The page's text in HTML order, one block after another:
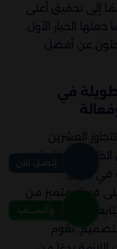
إلى تحقيق أعلى
جعلها الخيار الأول
عن أفضل
في
العشرين
القدرة على
في مجال
فريق متميز من
أحدث
تقوم